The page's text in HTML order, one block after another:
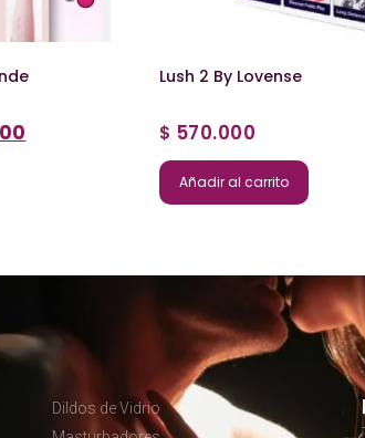
Lush 2 By Lovense
$ 570.000
Añadir al carrito
Dildos de Vidrio